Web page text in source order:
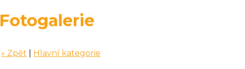
Fotogalerie
« Zpět Hlavní kategorie